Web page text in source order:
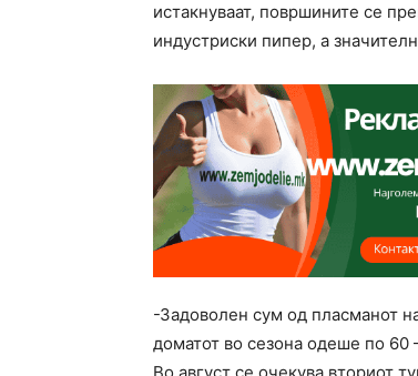
истакнуваат, површините се
индустриски пипер, а
-Задоволен сум од пласманот
доматот во сезона одеше по 60